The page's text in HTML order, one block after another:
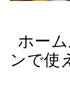
ホー
ンで使